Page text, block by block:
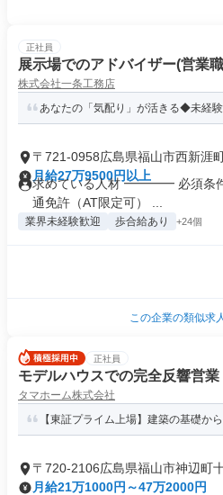
正社員
展示場でのアドバイザー(営業
株式会社一条工務店
あなたの「気配り」が活きる◆未経
〒721-0958広島県福山市西新涯
月給27万9500円以上
求めている人材 ━━━━ 必須
通免許（AT限定可） ...
業界未経験歓迎 歩合給あり +24個
この企業の類似求
正社員
モデルハウスでの完全反響営業
タマホーム株式会社
【東証プライム上場】建築の基礎か
〒720-2106広島県福山市神辺町
月給21万1000円～47万2000円